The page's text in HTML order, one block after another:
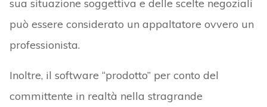
sua situazione soggettiva e delle scelte negoziali
può essere considerato un appaltatore ovvero un
professionista.
Inoltre, il software “prodotto” per conto del
committente in realtà nella stragrande